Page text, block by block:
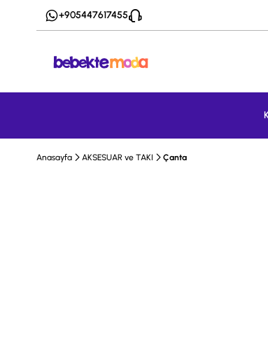
+905447617455
Anasayfa AKSESUAR ve TAKI Çanta